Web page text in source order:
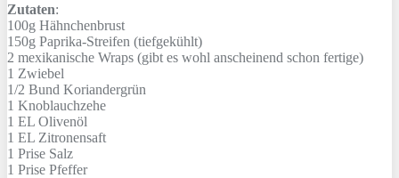
Zutaten:
100g Hähnchenbrust
150g Paprika-Streifen (tiefgekühlt)
2 mexikanische Wraps (gibt es wohl anscheinend schon fertige)
1 Zwiebel
1/2 Bund Koriandergrün
1 Knoblauchzehe
1 EL Olivenöl
1 EL Zitronensaft
1 Prise Salz
1 Prise Pfeffer